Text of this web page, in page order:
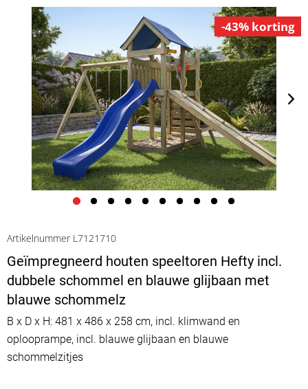
-43% korting
Artikelnummer L7121710
Geïmpregneerd houten speeltoren Hefty incl.
dubbele schommel en blauwe glijbaan met
blauwe schommelz
B x D x H: 481 x 486 x 258 cm, incl. klimwand en
oplooprampe, incl. blauwe glijbaan en blauwe
schommelzitjes